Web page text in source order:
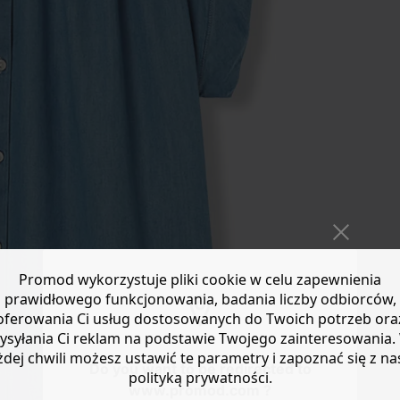
Do you want to be redirected to
www.promod.com ?
Promod wykorzystuje pliki cookie w celu zapewnienia
prawidłowego funkcjonowania, badania liczby odbiorców,
Ci usług dostosowanych do Twoich potrzeb
Ci reklam na podstawie Twojego zainteresowania.
chwili możesz ustawić te parametry i zapoznać się z
polityką prywatności.